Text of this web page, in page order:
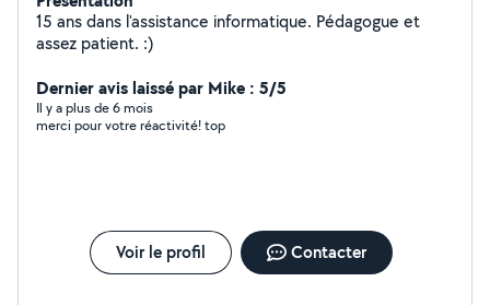
15 ans dans l'assistance informatique. Pédagogue et
assez patient. :)
Dernier avis laissé par Mike : 5/5
Il y a plus de 6 mois
merci pour votre réactivité! top
Voir le profil Contacter